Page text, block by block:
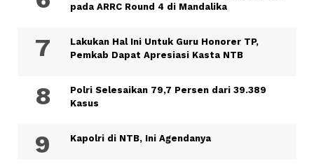
pada ARRC Round 4 di Mandalika
Lakukan Hal Ini Untuk Guru Honorer TP,
Pemkab Dapat Apresiasi Kasta NTB
Polri Selesaikan 79,7 Persen dari 39.389
Kasus
Kapolri di NTB, Ini Agendanya